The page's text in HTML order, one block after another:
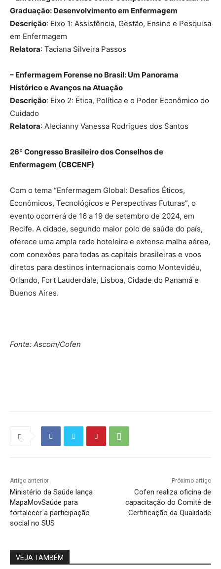
Graduação: Desenvolvimento em Enfermagem
Descrição: Eixo 1: Assistência, Gestão, Ensino e Pesquisa
em Enfermagem
Relatora: Taciana Silveira Passos
– Enfermagem Forense no Brasil: Um Panorama
Histórico e Avanços na Atuação
Descrição: Eixo 2: Ética, Política e o Poder Econômico do
Cuidado
Relatora: Alecianny Vanessa Rodrigues dos Santos
26º Congresso Brasileiro dos Conselhos de
Enfermagem (CBCENF)
Com o tema “Enfermagem Global: Desafios Éticos,
Econômicos, Tecnológicos e Perspectivas Futuras”, o
evento ocorrerá de 16 a 19 de setembro de 2024, em
Recife. A cidade, segundo maior polo de saúde do país,
oferece uma ampla rede hoteleira e extensa malha aérea,
com conexões para todas as capitais brasileiras e voos
diretos para destinos internacionais como Montevidéu,
Orlando, Fort Lauderdale, Lisboa, Cidade do Panamá e
Buenos Aires.
Fonte: Ascom/Cofen
Artigo anterior
Ministério da Saúde lança
MapaMovSaúde para
fortalecer a participação
social no SUS
Próximo artigo
Cofen realiza oficina de
capacitação do Comitê de
Certificação da Qualidade
VEJA TAMBÉM